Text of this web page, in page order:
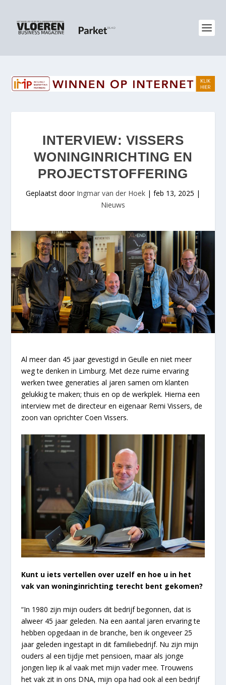
INTERVIEW: VISSERS
WONINGINRICHTING EN
PROJECTSTOFFERING
Geplaatst door Ingmar van der Hoek | feb 13, 2025 |
Nieuws
Al meer dan 45 jaar gevestigd in Geulle en niet meer
weg te denken in Limburg. Met deze ruime ervaring
werken twee generaties al jaren samen om klanten
gelukkig te maken; thuis en op de werkplek. Hierna een
interview met de directeur en eigenaar Remi Vissers, de
zoon van oprichter Coen Vissers.
Kunt u iets vertellen over uzelf en hoe u in het
vak van woninginrichting terecht bent gekomen?
“In 1980 zijn mijn ouders dit bedrijf begonnen, dat is
alweer 45 jaar geleden. Na een aantal jaren ervaring te
hebben opgedaan in de branche, ben ik ongeveer 25
jaar geleden ingestapt in dit familiebedrijf. Nu zijn mijn
ouders al een tijdje met pensioen, maar als jonge
jongen liep ik al vaak met mijn vader mee. Trouwens
het vak zit in ons DNA, mijn opa had ook al een bedrijf